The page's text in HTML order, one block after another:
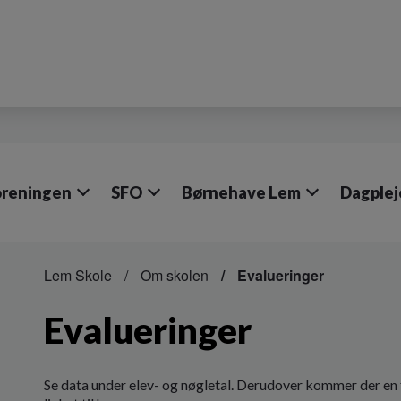
SFO Børnehave Lem
Lem Skole Om skolen Evalueringer
Evalueringer
Se data under elev- og nøgletal. Derudover kommer der